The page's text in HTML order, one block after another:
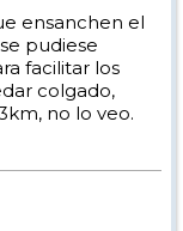
ensanchen el
pudiese
facilitar los
colgado,
no lo veo.